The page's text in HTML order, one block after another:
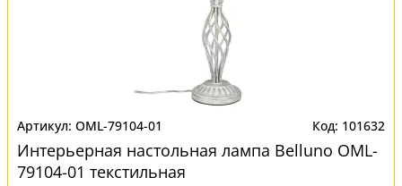
OML-79104-01 101632
Интерьерная настольная лампа Belluno OML-
79104-01 текстильная